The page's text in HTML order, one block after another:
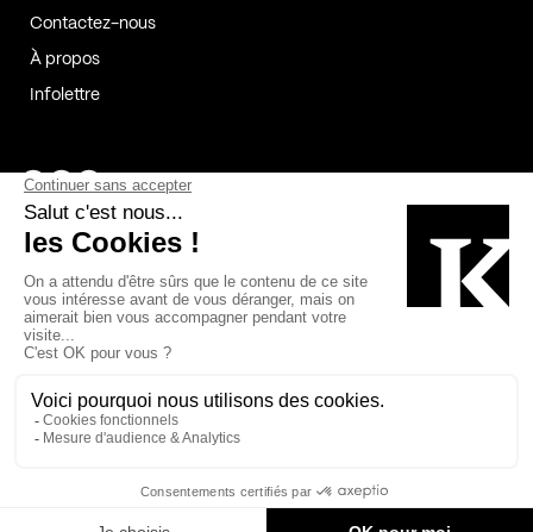
Contactez-nous
À propos
Infolettre
Page Facebook de Kollectif
Page Instagram de Kollectif
Page Linkedin de Kollectif
Bâtiment-Durable-Québec-1
Esquisses-1
MP-1 v2com-1
Cookies